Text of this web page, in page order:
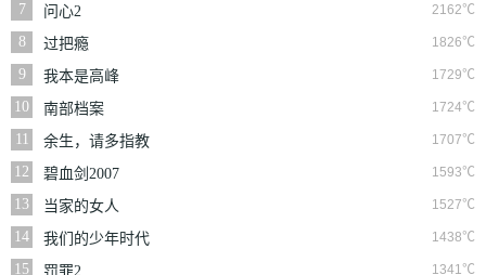
7
2162℃
问心2
8
1826℃
过把瘾
9
1729℃
我本是高峰
10
1724℃
南部档案
11
1707℃
余生，请多指教
12
1593℃
碧血剑2007
13
1527℃
当家的女人
14
1438℃
我们的少年时代
15
1341℃
罚罪2